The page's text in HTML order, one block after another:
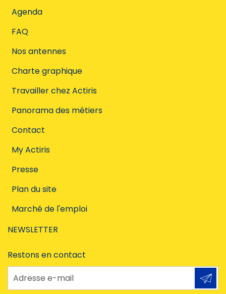
Agenda
FAQ
Nos antennes
Charte graphique
Travailler chez Actiris
Panorama des métiers
Contact
My Actiris
Presse
Plan du site
Marché de l'emploi
NEWSLETTER
Restons en contact
Adresse e-mail